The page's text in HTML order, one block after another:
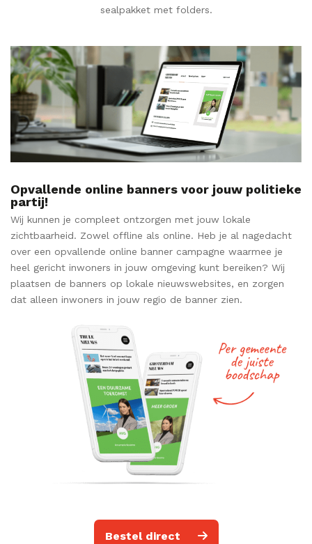
sealpakket met folders.
Opvallende online banners voor jouw politieke
partij!
Wij kunnen je compleet ontzorgen met jouw lokale
zichtbaarheid. Zowel offline als online. Heb je al nagedacht
over een opvallende online banner campagne waarmee je
heel gericht inwoners in jouw omgeving kunt bereiken? Wij
plaatsen de banners op lokale nieuwswebsites, en zorgen
dat alleen inwoners in jouw regio de banner zien.
Bestel direct